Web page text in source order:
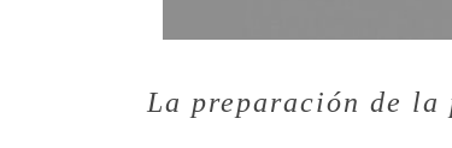
La preparación de